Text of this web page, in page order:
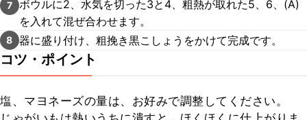
7 ボウルに2、水気を切った3と4、粗熱が取れた5、6、(A)
を入れて混ぜ合わせます。
8 器に盛り付け、粗挽き黒こしょうをかけて完成です。
コツ・ポイント
塩、マヨネーズの量は、お好みで調整してください。